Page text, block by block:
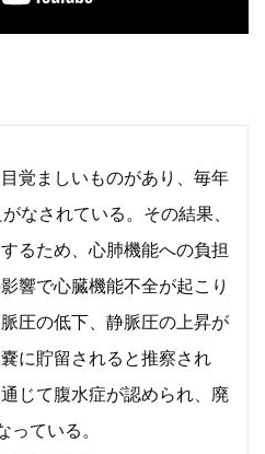
覚ましいものがあり、毎年
なされている。その結果、
るため、心肺機能への負担
響で心臓機能不全が起こり
圧の低下、静脈圧の上昇が
に貯留されると推察され
じて腹水症が認められ、廃
ている。